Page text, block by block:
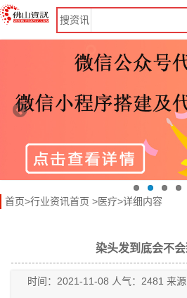
搜资讯
首页>行业资讯首页 >医疗>详细内容
染头发到底会不会
时间：2021-11-08 人气：2481 来源